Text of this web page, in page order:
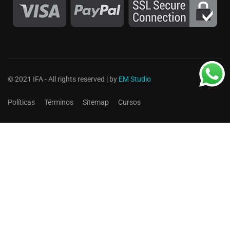
© 2021 IFA - All rights reserved | by EM Studio
Políticas Términos Sitemap Cursos